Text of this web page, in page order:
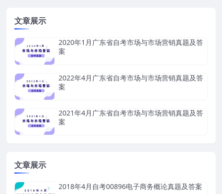
文章展示
2020年1月广东省自考市场与市场营销真题及答
案
2022年4月广东省自考市场与市场营销真题及答
案
2021年4月广东省自考市场与市场营销真题及答
案
文章展示
2018年4月自考00896电子商务概论真题及答案